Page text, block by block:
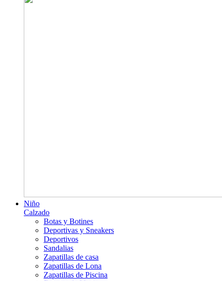
Niño
Calzado
Botas y Botines
Deportivas y Sneakers
Deportivos
Sandalias
Zapatillas de casa
Zapatillas de Lona
Zapatillas de Piscina